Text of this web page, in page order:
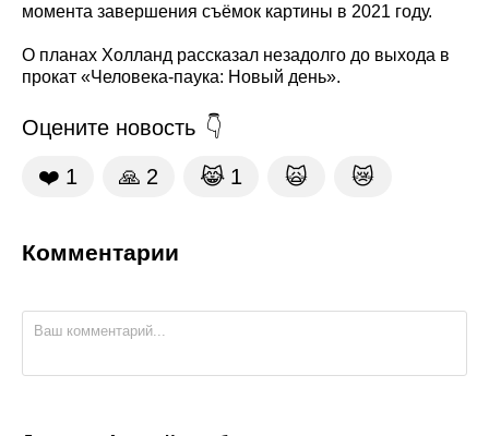
момента завершения съёмок картины в 2021 году.
О планах Холланд рассказал незадолго до выхода в
прокат «Человека-паука: Новый день».
Оцените новость
❤️ 1 🙏 2 😹 1 🙀 😿
Комментарии